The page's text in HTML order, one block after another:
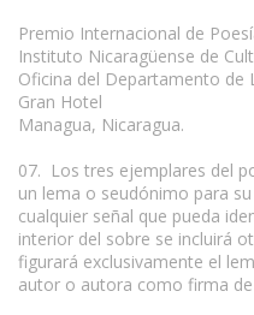
Premio Internacional de
Instituto Nicaragüense de
Oficina del Departamento de
Gran Hotel
Managua, Nicaragua.
07. Los tres ejemplares del
un lema o seudónimo para
cualquier señal que pueda
interior del sobre se incluirá
figurará exclusivamente el
autor o autora como firma